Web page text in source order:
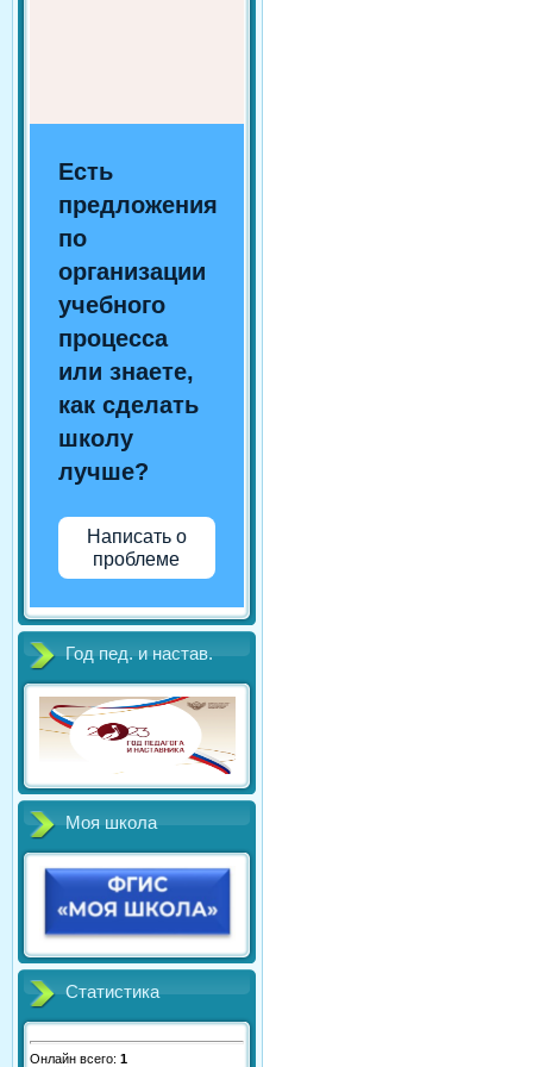
Есть
предложения
по
организации
учебного
процесса
или знаете,
как сделать
школу
лучше?
Написать о
проблеме
Год пед. и настав.
Моя школа
Статистика
Онлайн всего: 1